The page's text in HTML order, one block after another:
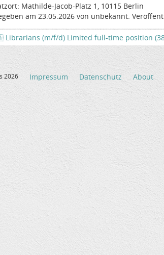
Mathilde-Jacob-Platz 1, 10115 Berlin
am 23.05.2026 von unbekannt.
(m/f/d) Limited full-time position
2026 Impressum Datenschutz About